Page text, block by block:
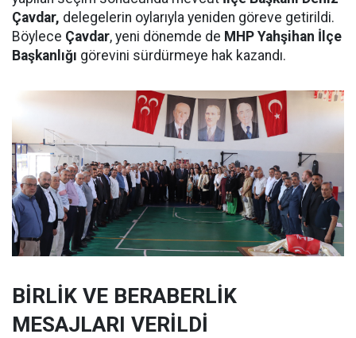
Çavdar, delegelerin oylarıyla yeniden göreve getirildi.
Böylece Çavdar, yeni dönemde de MHP Yahşihan İlçe
Başkanlığı görevini sürdürmeye hak kazandı.
BİRLİK VE BERABERLİK
MESAJLARI VERİLDİ